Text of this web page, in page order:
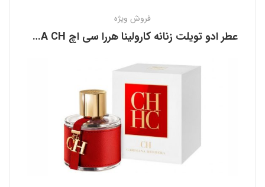
فروش ویژه
عطر ادو تویلت زنانه کارولینا هررا سی اچ CAROLINA HERRERA CH